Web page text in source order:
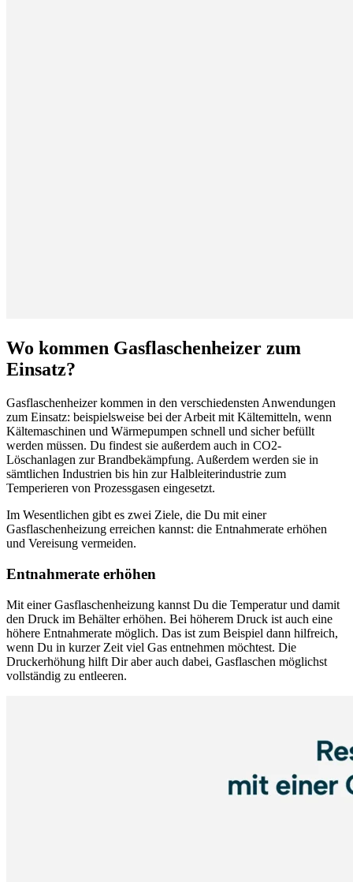
Wo kommen Gasflaschenheizer zum
Einsatz?
Gasflaschenheizer kommen in den verschiedensten Anwendungen
zum Einsatz: beispielsweise bei der Arbeit mit Kältemitteln, wenn
Kältemaschinen und Wärmepumpen schnell und sicher befüllt
werden müssen. Du findest sie außerdem auch in CO2-
Löschanlagen zur Brandbekämpfung. Außerdem werden sie in
sämtlichen Industrien bis hin zur Halbleiterindustrie zum
Temperieren von Prozessgasen eingesetzt.
Im Wesentlichen gibt es zwei Ziele, die Du mit einer
Gasflaschenheizung erreichen kannst: die Entnahmerate erhöhen
und Vereisung vermeiden.
Entnahmerate erhöhen
Mit einer Gasflaschenheizung kannst Du die Temperatur und damit
den Druck im Behälter erhöhen. Bei höherem Druck ist auch eine
höhere Entnahmerate möglich. Das ist zum Beispiel dann hilfreich,
wenn Du in kurzer Zeit viel Gas entnehmen möchtest. Die
Druckerhöhung hilft Dir aber auch dabei, Gasflaschen möglichst
vollständig zu entleeren.